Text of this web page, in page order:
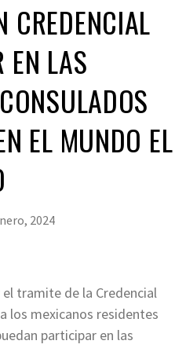
CREDENCIAL
EN LAS
EL MUNDO EL
2024
tramite de la Credencial
los mexicanos residentes
participar en las